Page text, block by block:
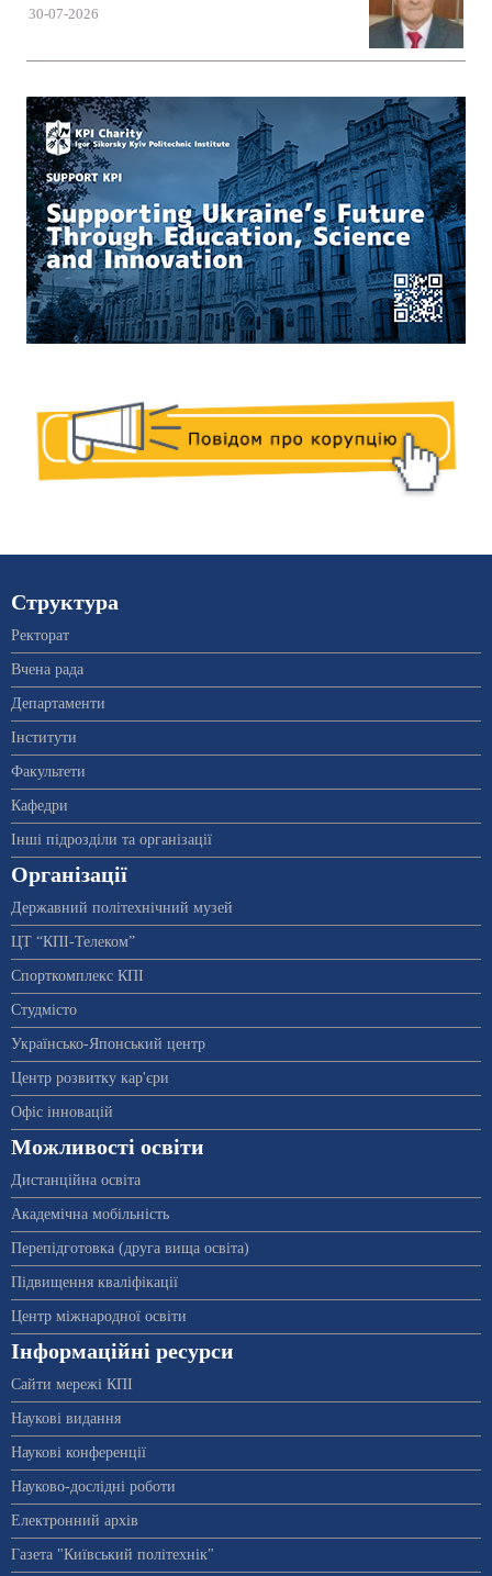
30-07-2026
Структура
Ректорат
Вчена рада
Департаменти
Інститути
Факультети
Кафедри
Інші підрозділи та організації
Організації
Державний політехнічний музей
ЦТ “КПІ-Телеком”
Спорткомплекс КПІ
Студмісто
Українсько-Японський центр
Центр розвитку кар'єри
Офіс інновацій
Можливості освіти
Дистанційна освіта
Академічна мобільність
Перепідготовка (друга вища освіта)
Підвищення кваліфікації
Центр міжнародної освіти
Інформаційні ресурси
Сайти мережі КПІ
Наукові видання
Наукові конференції
Науково-дослідні роботи
Електронний архів
Газета "Київський політехнік"